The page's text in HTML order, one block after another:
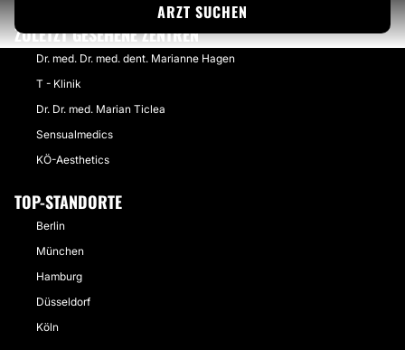
ARZT SUCHEN
ZULETZT GESEHENE ZENTREN
Dr. med. Dr. med. dent. Marianne Hagen
T - Klinik
Dr. Dr. med. Marian Ticlea
Sensualmedics
KÖ-Aesthetics
TOP-STANDORTE
Berlin
München
Hamburg
Düsseldorf
Köln